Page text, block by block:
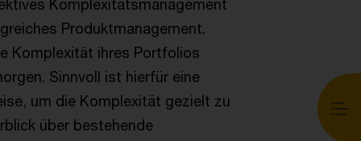
Komplexitätsmanagement
Produktmanagement.
Komplexität ihres Portfolios
Sinnvoll ist hierfür eine
um die Komplexität gezielt zu
über bestehende